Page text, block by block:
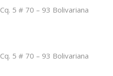
Cq. 5 # 70 – 93 Bolivariana
Cq. 5 # 70 – 93 Bolivariana